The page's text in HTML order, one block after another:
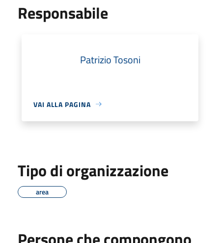
Responsabile
Patrizio Tosoni
VAI ALLA PAGINA
Tipo di organizzazione
area